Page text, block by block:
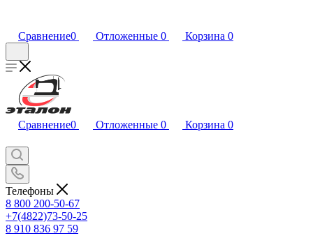
Сравнение0 Отложенные 0 Корзина 0
Сравнение0 Отложенные 0 Корзина 0
Телефоны
8 800 200-50-67
+7(4822)73-50-25
8 910 836 97 59